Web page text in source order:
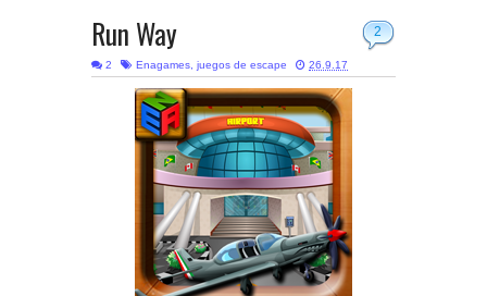
2
Run Way
2 Enagames, juegos de escape 26.9.17